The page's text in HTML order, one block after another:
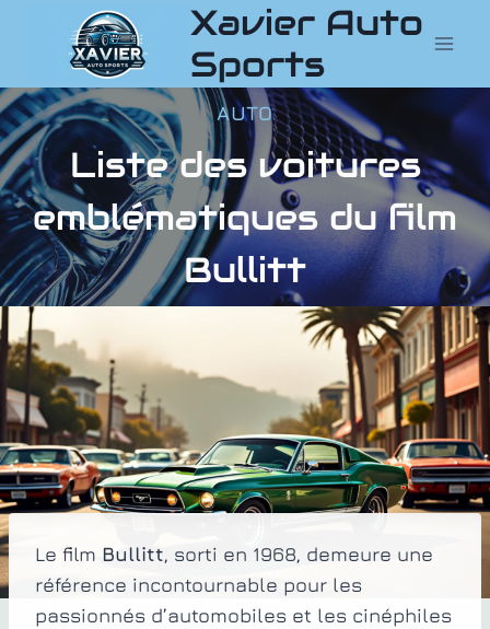
contenu
Xavier Auto
Sports
AUTO
Liste des voitures
emblématiques du film
Bullitt
Le film Bullitt, sorti en 1968, demeure une
référence incontournable pour les
passionnés d’automobiles et les cinéphiles